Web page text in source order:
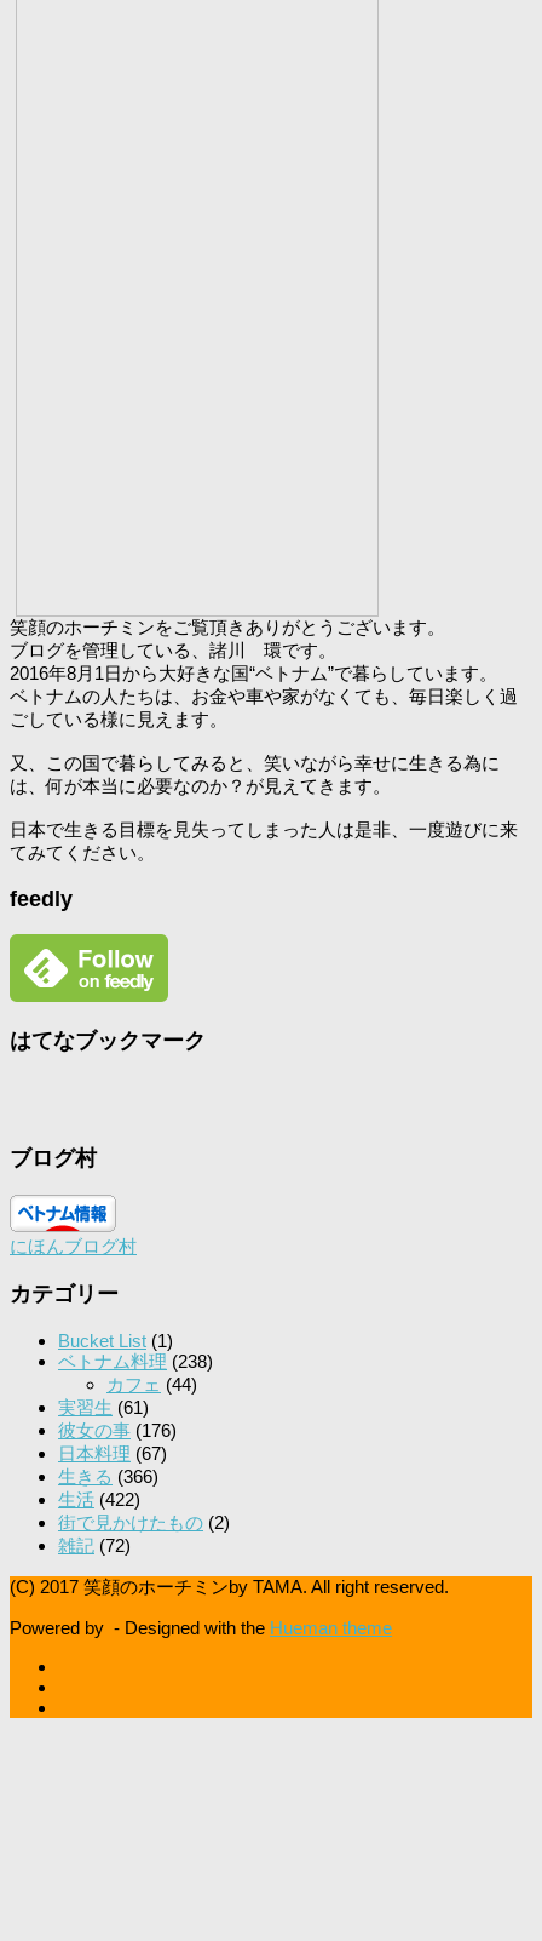
笑顔のホーチミンをご覧頂きありがとうございます。
ブログを管理している、諸川 環です。
2016年8月1日から大好きな国“ベトナム”で暮らしています。
ベトナムの人たちは、お金や車や家がなくても、毎日楽しく過
ごしている様に見えます。
又、この国で暮らしてみると、笑いながら幸せに生きる為に
は、何が本当に必要なのか？が見えてきます。
日本で生きる目標を見失ってしまった人は是非、一度遊びに来
てみてください。
feedly
はてなブックマーク
ブログ村
にほんブログ村
カテゴリー
Bucket List (1)
ベトナム料理 (238)
カフェ (44)
実習生 (61)
彼女の事 (176)
日本料理 (67)
生きる (366)
生活 (422)
街で見かけたもの (2)
雑記 (72)
(C) 2017 笑顔のホーチミンby TAMA. All right reserved.
Powered by - Designed with the Hueman theme